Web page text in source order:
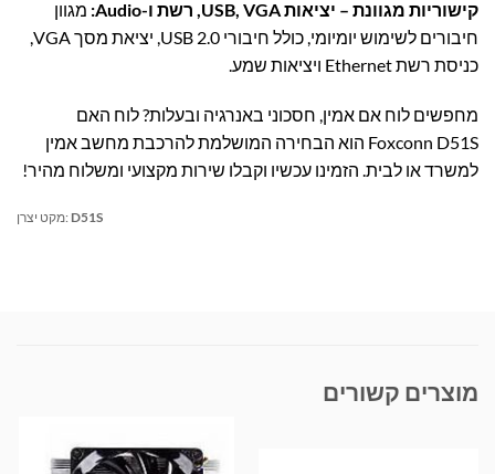
קישוריות מגוונת – יציאות USB, VGA, רשת ו-Audio:
מגוון
כניסת רשת Ethernet ויציאות שמע.
מחפשים לוח אם אמין, חסכוני באנרגיה ובעלות? לוח האם
Foxconn D51S הוא הבחירה המושלמת להרכבת מחשב אמין
למשרד או לבית. הזמינו עכשיו וקבלו שירות מקצועי ומשלוח מהיר!
מקט יצרן: D51S
מוצרים קשורים